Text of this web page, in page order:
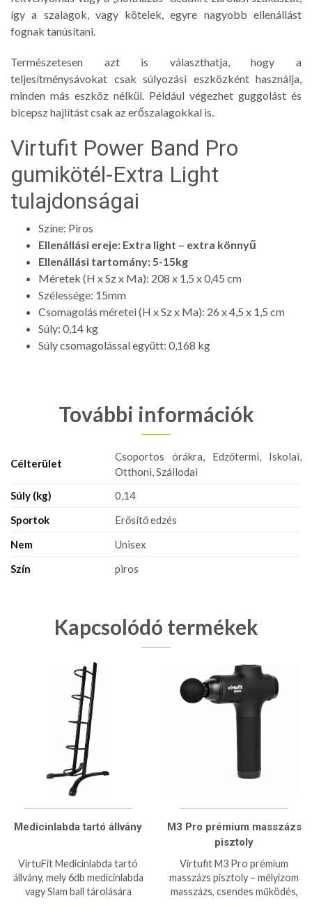
így a szalagok, vagy kötelek, egyre nagyobb ellenállást
fognak tanúsítani.
Természetesen azt is választhatja, hogy a
teljesítménysávokat csak súlyozási eszközként használja,
minden más eszköz nélkül. Például végezhet guggolást és
bicepsz hajlítást csak az erőszalagokkal is.
Virtufit Power Band Pro
gumikötél-Extra Light
tulajdonságai
Színe: Piros
Ellenállási ereje: Extra light – extra könnyű
Ellenállási tartomány: 5-15kg
Méretek (H x Sz x Ma): 208 x 1,5 x 0,45 cm
Szélessége: 15mm
Csomagolás méretei (H x Sz x Ma): 26 x 4,5 x 1,5 cm
Súly: 0,14 kg
Súly csomagolással együtt: 0,168 kg
További információk
Célterület
Csoportos órákra, Edzőtermi, Iskolai,
Otthoni, Szállodai
Súly (kg)
0,14
Sportok
Erősítő edzés
Nem
Unisex
Szín
piros
Kapcsolódó termékek
Medicinlabda tartó állvány
VirtuFit Medicinlabda tartó
állvány, mely 6db medicinlabda
vagy Slam ball tárolására
M3 Pro prémium masszázs
pisztoly
Virtufit M3 Pro prémium
masszázs pisztoly – mélyizom
masszázs, csendes működés,